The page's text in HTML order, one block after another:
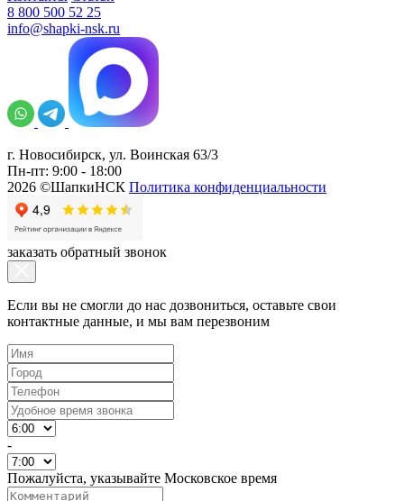
8 800 500 52 25
info@shapki-nsk.ru
г. Новосибирск, ул. Воинская 63/3
Пн-пт: 9:00 - 18:00
2026 ©ШапкиНСК Политика конфиденциальности
заказать обратный звонок
Если вы не смогли до нас дозвониться, оставьте свои
контактные данные, и мы вам перезвоним
-
Пожалуйста, указывайте Московское время